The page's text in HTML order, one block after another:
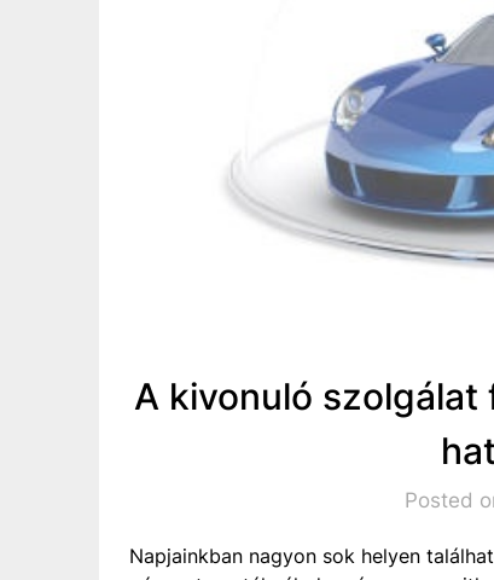
A kivonuló
Posted
Napjainkban nagyon sok helyen